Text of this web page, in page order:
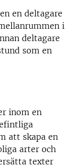
en deltagare
i
deltagare
som en
inom en
att skapa en
arter och
texter